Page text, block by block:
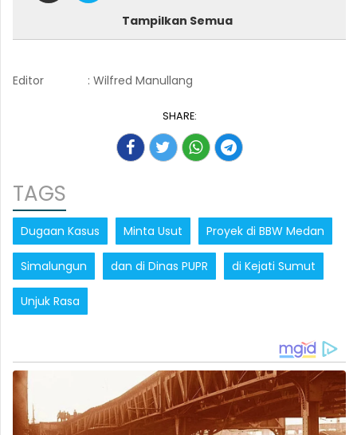
Tampilkan Semua
Editor : Wilfred Manullang
SHARE:
TAGS
Dugaan Kasus Minta Usut Proyek di BBW Medan
Simalungun dan di Dinas PUPR di Kejati Sumut
Unjuk Rasa